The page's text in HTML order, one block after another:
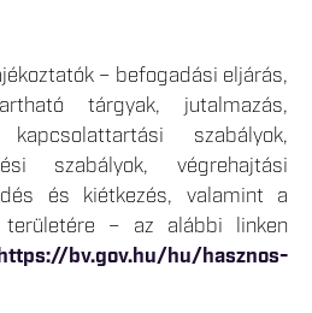
– befogadási eljárás,
tárgyak, jutalmazás,
szabályok,
szabályok, végrehajtási
és kiétkezés, valamint a
– az alábbi linken
bv.gov.hu/hu/hasznos-